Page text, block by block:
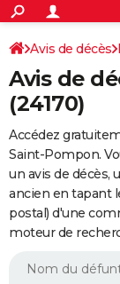
ACTUALITÉS
Politique
Société
Faits Divers
Education
Monde
Villes
+
SPORT
Coupe du monde
Football
Tennis
Cyclisme
Rugby
Forum
FINANCE
Retraite
Impôts
Epargne
Immobilier
Risques naturels
Banque
Assurance
Crédit
Essais
Réserver un essai
Citadines
Berlines
SUV
Forum auto
+
HIGH-TECH
Mobiles
Meilleur smartphone
Internet
Ordinateurs
Jeux vidéo
Guide high-tech
+BRICOLAGE
Forum
Aménagement
Extérieur
Cuisine
Salle de bains
Jardinage
Rangement
WEEK-END
Avis de décès
Avis de
(24170)
Accédez
Saint-Pompon.
un avis de décès,
ancien en tapant
postal) d'une
moteur de